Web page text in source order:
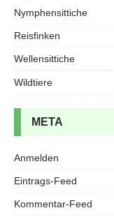
Nymphensittiche
Reisfinken
Wellensittiche
Wildtiere
META
Anmelden
Eintrags-Feed
Kommentar-Feed